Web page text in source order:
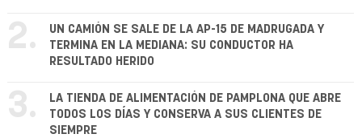
2.
UN CAMIÓN SE SALE DE LA AP-15 DE MADRUGADA Y
TERMINA EN LA MEDIANA: SU CONDUCTOR HA
RESULTADO HERIDO
3.
LA TIENDA DE ALIMENTACIÓN DE PAMPLONA QUE ABRE
TODOS LOS DÍAS Y CONSERVA A SUS CLIENTES DE
SIEMPRE